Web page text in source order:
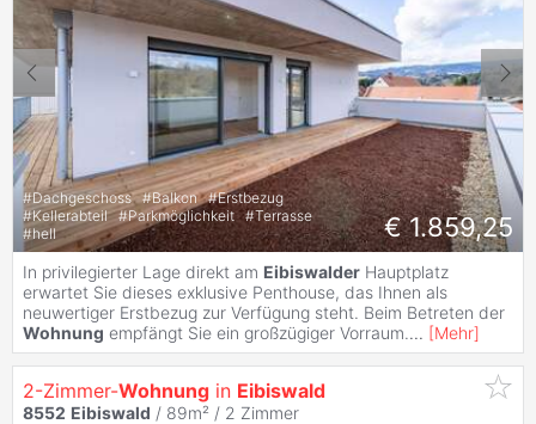
#Dachgeschoss #Balkon #Erstbezug
#Kellerabteil #Parkmöglichkeit #Terrasse
#hell € 1.859,25
In privilegierter Lage direkt am Eibiswalder Hauptplatz
erwartet Sie dieses exklusive Penthouse, das Ihnen als
neuwertiger Erstbezug zur Verfügung steht. Beim Betreten der
Wohnung empfängt Sie ein großzügiger Vorraum.... [Mehr]
2-Zimmer-Wohnung in Eibiswald
8552 Eibiswald / 89m² / 2 Zimmer